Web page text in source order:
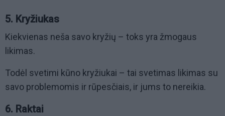
5. Kryžiukas
Kiekvienas neša savo kryžių – toks yra žmogaus
likimas.
Todėl svetimi kūno kryžiukai – tai svetimas likimas su
savo problemomis ir rūpesčiais, ir jums to nereikia.
6. Raktai